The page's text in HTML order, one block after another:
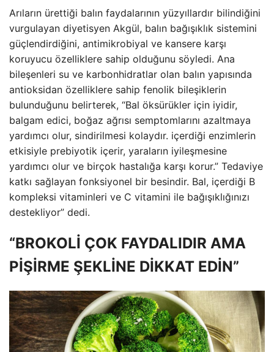
Arıların ürettiği balın faydalarının yüzyıllardır bilindiğini
vurgulayan diyetisyen Akgül, balın bağışıklık sistemini
güçlendirdiğini, antimikrobiyal ve kansere karşı
koruyucu özelliklere sahip olduğunu söyledi. Ana
bileşenleri su ve karbonhidratlar olan balın yapısında
antioksidan özelliklere sahip fenolik bileşiklerin
bulunduğunu belirterek, “Bal öksürükler için iyidir,
balgam edici, boğaz ağrısı semptomlarını azaltmaya
yardımcı olur, sindirilmesi kolaydır. içerdiği enzimlerin
etkisiyle prebiyotik içerir, yaraların iyileşmesine
yardımcı olur ve birçok hastalığa karşı korur.” Tedaviye
katkı sağlayan fonksiyonel bir besindir. Bal, içerdiği B
kompleksi vitaminleri ve C vitamini ile bağışıklığınızı
destekliyor” dedi.
“BROKOLİ ÇOK FAYDALIDIR AMA
PİŞİRME ŞEKLİNE DİKKAT EDİN”